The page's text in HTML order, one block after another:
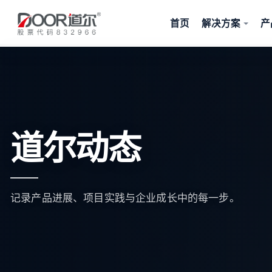
首页 解决方案
道尔动态
记录产品进展、项目实践与企业成长中的每一步。